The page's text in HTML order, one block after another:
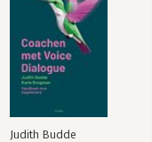
Judith Budde